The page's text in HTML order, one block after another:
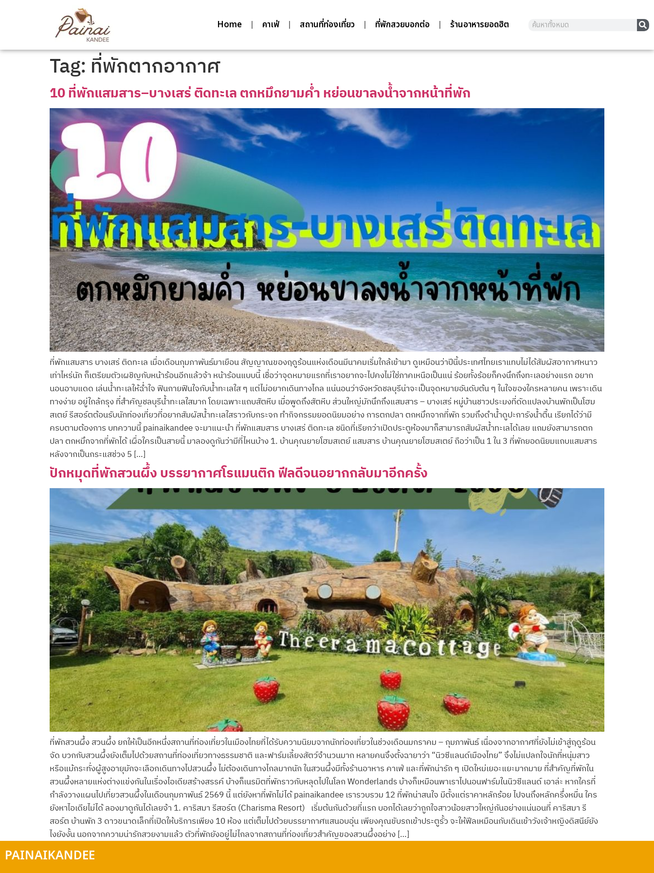
Home คาเฟ่ สถานที่ท่องเที่ยว ที่พักสวยบอกต่อ ร้านอาหารยอดฮิต
Tag: ที่พักตากอากาศ
10 ที่พักแสมสาร–บางเสร่ ติดทะเล ตกหมึกยามค่ำ หย่อนขาลงน้ำจากหน้าที่พัก
ที่พักแสมสาร บางเสร่ ติดทะเล เมื่อเดือนกุมภาพันธ์มาเยือน สัญญาณของฤดูร้อนแห่งเดือนมีนาคมเริ่มใกล้เข้ามา ดูเหมือนว่าปีนี้ประเทศไทยเราแทบไม่ได้สัมผัสอากาศหนาว
เท่าไหร่นัก ก็เตรียมตัวเผชิญกับหน้าร้อนอีกแล้วจ้า หน้าร้อนแบบนี้ เชื่อว่าจุดหมายแรกที่เราอยากจะไปคงไม่ใช่ภาคเหนือเป็นแน่ ร้อยทั้งร้อยก็คงนึกถึงทะเลอย่างแรก อยาก
นอนอาบแดด เล่นน้ำทะเลให้ฉ่ำใจ ฟินกายฟินใจกับน้ำทะเลใส ๆ แต่ไม่อยากเดินทางไกล แน่นอนว่าจังหวัดชลบุรีน่าจะเป็นจุดหมายอันดับต้น ๆ ในใจของใครหลายคน เพราะเดิน
ทางง่าย อยู่ใกล้กรุง ที่สำคัญชลบุรีน้ำทะเลใสมาก โดยเฉพาะแถบสัตหีบ เมื่อพูดถึงสัตหีบ ส่วนใหญ่มักนึกถึงแสมสาร – บางเสร่ หมู่บ้านชาวประมงที่ดัดแปลงบ้านพักเป็นโฮม
สเตย์ รีสอร์ตต้อนรับนักท่องเที่ยวที่อยากสัมผัสน้ำทะเลใสราวกับกระจก ทำกิจกรรมยอดนิยมอย่าง การตกปลา ตกหมึกจากที่พัก รวมถึงดำน้ำดูปะการังน้ำตื้น เรียกได้ว่ามี
ครบตามต้องการ บทความนี้ painaikandee จะมาแนะนำ ที่พักแสมสาร บางเสร่ ติดทะเล ชนิดที่เรียกว่าเปิดประตูห้องมาก็สามารถสัมผัสน้ำทะเลได้เลย แถมยังสามารถตก
ปลา ตกหมึกจากที่พักได้ เผื่อใครเป็นสายนี้ มาลองดูกันว่ามีที่ไหนบ้าง 1. บ้านคุณยายโฮมสเตย์ แสมสาร บ้านคุณยายโฮมสเตย์ ถือว่าเป็น 1 ใน 3 ที่พักยอดนิยมแถบแสมสาร
หลังจากเป็นกระแสช่วง 5 […]
ปักหมุดที่พักสวนผึ้ง บรรยากาศโรแมนติก ฟีลดีจนอยากกลับมาอีกครั้ง
ที่พักสวนผึ้ง สวนผึ้ง ยกให้เป็นอีกหนึ่งสถานที่ท่องเที่ยวในเมืองไทยที่ได้รับความนิยมจากนักท่องเที่ยวในช่วงเดือนมกราคม – กุมภาพันธ์ เนื่องจากอากาศที่ยังไม่เข้าสู่ฤดูร้อน
จัด บวกกับสวนผึ้งยังเต็มไปด้วยสถานที่ท่องเที่ยวทางธรรมชาติ และฟาร์มเลี้ยงสัตว์จำนวนมาก หลายคนจึงตั้งฉายาว่า “นิวซีแลนด์เมืองไทย” จึงไม่แปลกใจนักที่หนุ่มสาว
หรือแม้กระทั่งผู้สูงอายุมักจะเลือกเดินทางไปสวนผึ้ง ไม่ต้องเดินทางไกลมากนัก ในสวนผึ้งมีทั้งร้านอาหาร คาเฟ่ และที่พักน่ารัก ๆ เปิดใหม่เยอะแยะมากมาย ที่สำคัญที่พักใน
สวนผึ้งหลายแห่งต่างแข่งกันในเรื่องไอเดียสร้างสรรค์ บ้างก็เนรมิตที่พักราวกับหลุดไปในโลก Wonderlands บ้างก็เหมือนพาเราไปนอนฟาร์มในนิวซีแลนด์ เอาล่ะ หากใครที่
กำลังวางแผนไปเที่ยวสวนผึ้งในเดือนกุมภาพันธ์ 2569 นี้ แต่ยังหาที่พักไม่ได้ painaikandee เรารวบรวม 12 ที่พักน่าสนใจ มีตั้งแต่ราคาหลักร้อย ไปจนถึงหลักครึ่งหมื่น ใคร
ยังหาไอเดียไม่ได้ ลองมาดูกันได้เลยจ้า 1. คาริสมา รีสอร์ต (Charisma Resort) เริ่มต้นกันด้วยที่แรก บอกได้เลยว่าถูกใจสาวน้อยสาวใหญ่กันอย่างแน่นอนที่ คาริสมา รี
สอร์ต บ้านพัก 3 ดาวขนาดเล็กที่เปิดให้บริการเพียง 10 ห้อง แต่เต็มไปด้วยบรรยากาศแสนอบอุ่น เพียงคุณขับรถเข้าประตูรั้ว จะให้ฟีลเหมือนกับเดินเข้าวังเจ้าหญิงดิสนีย์ยัง
ไงยังงั้น นอกจากความน่ารักสวยงามแล้ว ตัวที่พักยังอยู่ไม่ไกลจากสถานที่ท่องเที่ยวสำคัญของสวนผึ้งอย่าง […]
PAINAIKANDEE